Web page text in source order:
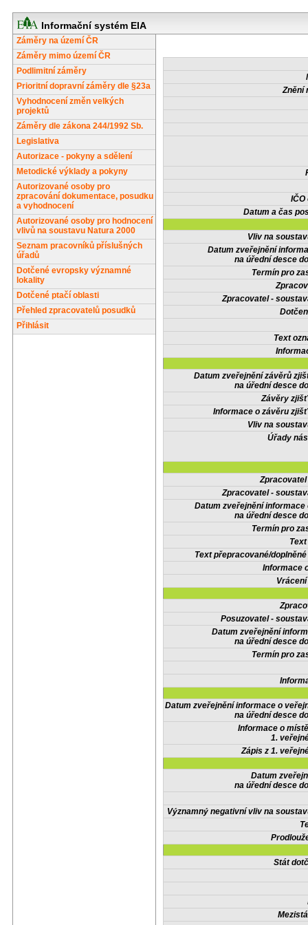
Informační systém EIA
Záměry na území ČR
Záměry mimo území ČR
Podlimitní záměry
Prioritní dopravní záměry dle §23a
Vyhodnocení změn velkých
projektů
Záměry dle zákona 244/1992 Sb.
Legislativa
Autorizace - pokyny a sdělení
Metodické výklady a pokyny
Autorizované osoby pro
zpracování dokumentace, posudku
a vyhodnocení
Autorizované osoby pro hodnocení
vlivů na soustavu Natura 2000
Seznam pracovníků příslušných
úřadů
Dotčené evropsky významné
lokality
Dotčené ptačí oblasti
Přehled zpracovatelů posudků
Přihlásit
Znění
IČO
Datum a čas
Vliv na
Datum zveřejnění
na úřední desce
Termín pro
Zpracovatel -
Text
Datum zveřejnění závěrů
na úřední desce
Závěry
Informace o závěru
Vliv na
Úřady
Zpracovatel -
Datum zveřejnění informace
na úřední desce
Termín pro
Text přepracované/
Informace
Posuzovatel -
Datum zveřejnění
na úřední desce
Termín pro
Datum zveřejnění informace o
na úřední desce
Informace o
1.
Zápis z 1.
Datum
na úřední desce
Významný negativní vliv na
Stát